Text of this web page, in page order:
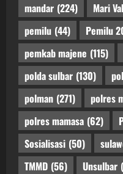
mandar (224) Mari
pemilu (44) Pemilu
pemkab majene (115)
polda sulbar (130)
polman (271) polres
polres mamasa (62)
Sosialisasi (50)
TMMD (56) Unsulbar